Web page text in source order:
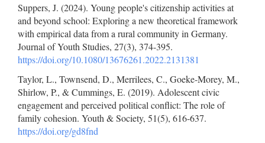
Suppers, J. (2024). Young people's citizenship activities at
and beyond school: Exploring a new theoretical framework
with empirical data from a rural community in Germany.
Journal of Youth Studies, 27(3), 374-395.
https://doi.org/10.1080/13676261.2022.2131381
Taylor, L., Townsend, D., Merrilees, C., Goeke-Morey, M.,
Shirlow, P., & Cummings, E. (2019). Adolescent civic
engagement and perceived political conflict: The role of
family cohesion. Youth & Society, 51(5), 616-637.
https://doi.org/gd8fnd